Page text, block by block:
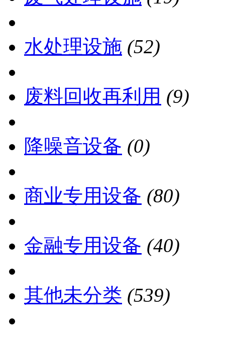
水处理设施 (52)
废料回收再利用 (9)
降噪音设备 (0)
商业专用设备 (80)
金融专用设备 (40)
其他未分类 (539)